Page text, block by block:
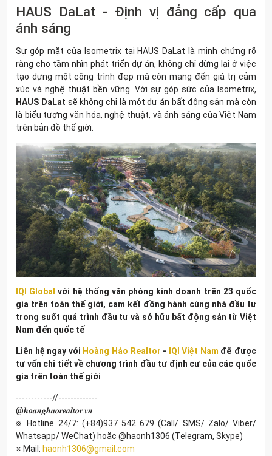
HAUS DaLat - Định vị đẳng cấp qua
ánh sáng
Sự góp mặt của Isometrix tại HAUS DaLat là minh chứng rõ
ràng cho tầm nhìn phát triển dự án, không chỉ dừng lại ở việc
tạo dựng một công trình đẹp mà còn mang đến giá trị cảm
xúc và nghệ thuật bền vững. Với sự góp sức của Isometrix,
HAUS DaLat sẽ không chỉ là một dự án bất động sản mà còn
là biểu tượng văn hóa, nghệ thuật, và ánh sáng của Việt Nam
trên bản đồ thế giới.
IQI Global với hệ thống văn phòng kinh doanh trên 23 quốc
gia trên toàn thế giới, cam kết đồng hành cùng nhà đầu tư
trong suốt quá trình đầu tư và sở hữu bất động sản từ Việt
Nam đến quốc tế
Liên hệ ngay với Hoàng Hảo Realtor - IQI Việt Nam để được
tư vấn chi tiết về chương trình đầu tư định cư của các quốc
gia trên toàn thế giới
------------//-------------
@𝒉𝒐𝒂𝒏𝒈𝒉𝒂𝒐𝒓𝒆𝒂𝒍𝒕𝒐𝒓.𝒗𝒏
※ Hotline 24/7: (+84)937 542 679 (Call/ SMS/ Zalo/ Viber/
Whatsapp/ WeChat) hoặc @haonh1306 (Telegram, Skype)
※ Mail: haonh1306@gmail.com